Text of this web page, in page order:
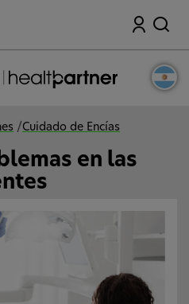
Buscar
/Cuidado de Encías
en las